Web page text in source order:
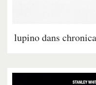
lupino dans